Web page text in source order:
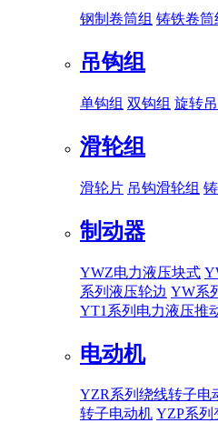
钢制卷筒组 铸铁卷筒
吊钩组
单钩组 双钩组 旋转
滑轮组
滑轮片 吊钩滑轮组
制动器
YWZ电力液压块式
系列液压轮边 YW系
YT1系列电力液压推
电动机
YZR系列绕线转子电
转子电动机 YZP系列